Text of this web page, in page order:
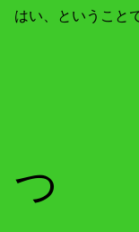
はい、ということ
つ